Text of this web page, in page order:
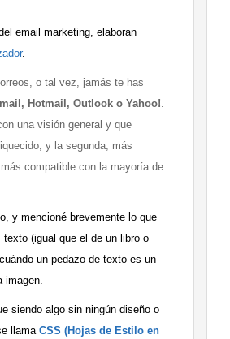
email marketing, elaboran
.
o tal vez, jamás te has
Hotmail, Outlook o Yahoo!.
una visión general y que
y la segunda, más
compatible con la mayoría de
y mencioné brevemente lo que
texto (igual que el de un libro o
un pedazo de texto es un
imagen.
siendo algo sin ningún diseño o
llamaCSS (Hojas de Estilo en